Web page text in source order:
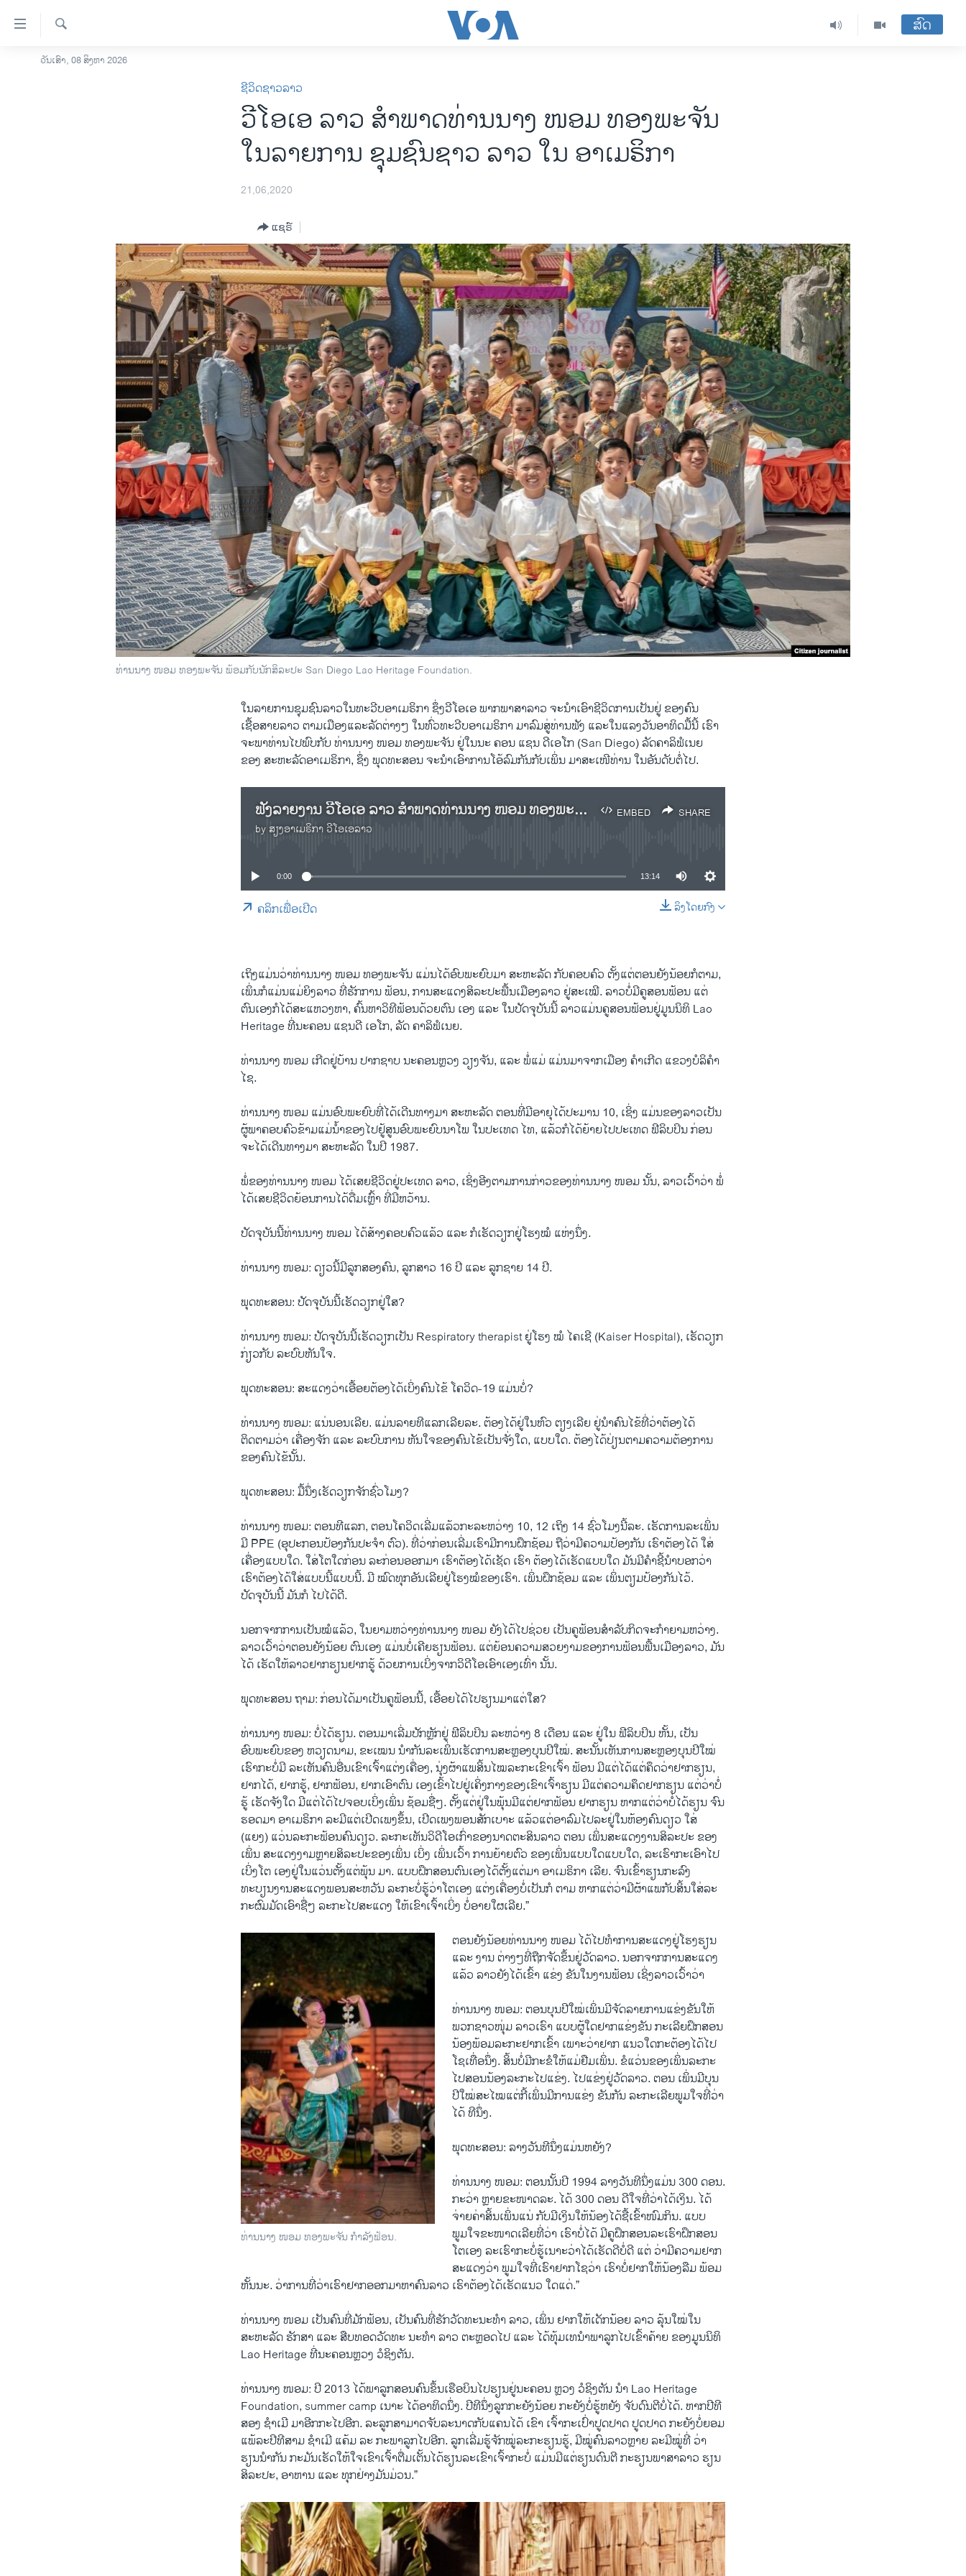
ລິ້ງ
ສຳຫລັບ
ໂຮມເພຈ
ອິດສະຫຼະພາບດ້ານການຂ່າວ
ວິທະຍາສາດ-ເທັກໂນໂລຈີ
ຄົ້ນຫາ
ສົດ
ວັນເສົາ, 08 ສິງຫາ 2026
ຊີວິດຊາວລາວ
ວີໂອເອ ລາວ ສຳພາດທ່ານນາງ ໜອມ ທອງພະຈັນ
ໃນລາຍການ ຊຸມຊົນຊາວ ລາວ ໃນ ອາເມຣິກາ
21,06,2020
ແຊຣ໌
ທ່ານນາງ ໜອມ ທອງພະຈັນ ພ້ອມກັບນັກສິລະປະ San Diego Lao Heritage Foundation.
ໃນລາຍ​ການຊຸມຊົນລາວໃນທະວີບອາເມຣິກາ ຊຶ່ງວີ​ໂອ​ເອ ພາກພາສາລາວ ຈະນຳເອົາຊີວິດການເປັນຢູ່ ຂອງຄົນ
ເຊື້ອສາຍລາວ ຕາມເມືອງແລະລັດຕ່າງໆ ໃນທົ່ວທະວີບອາເມຣິກາ ມາລົມສູ່ທ່ານຟັງ ແລະໃນແລງວັນອາທິດມື້ນີ້ ເຮົາ​
ຈະ​ພາ​ທ່ານ​ໄປ​ພົບກັບ ທ່ານນາງ ໜອມ ທອງພະຈັນ ຢູ່ໃນນະ ຄອນ ແຊນ ດີເອໂກ (San Diego) ລັດຄາລິຟໍເນຍ
ຂອງ ສະຫະລັດອາເມຣິກາ, ຊຶ່ງ ພຸດທະສອນ ຈະນໍາເອົາການໂອ້ລົມກັນກັບເພິ່ນ ມາສະ​ເໜີ​ທ່ານ ໃນອັນດັບຕໍ່ໄປ.
EMBED SHARE
ຟັງລາຍງານ ວີໂອເອ ລາວ ສຳພາດທ່ານນາງ ໜອມ ທອງພະຈັນ ໃນລາຍການ ຊຸມຊົນຊາວ ລາວ ໃນ ອາເມຣິກາ
by ສຽງອາເມຣິກາ ວີໂອເອລາວ
SHARE
0:00 13:14
ລິງໂດຍກົງ
ຄລິກເພື່ອເປີດ
ເຖິງແມ່ນວ່າທ່ານນາງ ໜອມ ທອງພະຈັນ ແມ່ນໄດ້ອົບພະຍົບມາ ສະຫະລັດ ກັບຄອບຄົວ ຕັ້ງແຕ່ຕອນຍັງນ້ອຍກໍຕາມ,
ເພິ່ນກໍແມ່ນແມ່ຍິງລາວ ທີ່ຮັກການ ຟ້ອນ, ການສະແດງສິລະປະພື້ນເມືອງລາວ ຢູ່ສະເໝີ. ລາວບໍ່ມີຄູສອນຟ້ອນ ແຕ່
ຕົນເອງກໍໄດ້ສະແຫວງຫາ, ຄົ້ນຫາວິທີຟ້ອນດ້ວຍຕົນ ເອງ ແລະ ໃນປັດຈຸບັນນີ້ ລາວແມ່ນຄູສອນຟ້ອນຢູ່ມູນນິທິ Lao
Heritage ທີ່ນະຄອນ ແຊນດີ ເອໂກ, ລັດ ຄາລິຟໍເນຍ.
ທ່ານນາງ ໜອມ ເກີດຢູ່ບ້ານ ປາກຊາບ ນະຄອນຫຼວງ ວຽງຈັນ, ແລະ ພໍ່ແມ່ ແມ່ນມາຈາກເມືອງ ຄຳເກີດ ແຂວງບໍລິຄຳ
ໄຊ.
ທ່ານນາງ ໜອມ ແມ່ນອົບພະຍົບທີ່ໄດ້ເດີນທາງມາ ສະຫະລັດ ຕອນທີ່ມີອາຍຸໄດ້ປະມານ 10, ເຊິ່ງ ແມ່ນຂອງລາວເປັນ
ຜູ້ພາຄອບຄົວຂ້າມແມ່ນໍ້າຂອງໄປຢູ້ສູນອົບພະຍົບນາໂພ ໃນປະເທດ ໄທ, ແລ້ວກໍໄດ້ຍ້າຍໄປປະເທດ ຟີລິບປິນ ກ່ອນ
ຈະໄດ້ເດີນທາງມາ ສະຫະລັດ ໃນປີ 1987.
ພໍ່ຂອງທ່ານນາງ ໜອມ ໄດ້ເສຍຊີວິດຢູ່ປະເທດ ລາວ, ເຊິ່ງອີງຕາມການກ່າວຂອງທ່ານນາງ ໜອມ ນັ້ນ, ລາວເວົ້າວ່າ ພໍ່
ໄດ້ເສຍຊີວິດຍ້ອນການໄດ້ດື່ມເຫຼົ້າ ທີ່ມີຫວ້ານ.
ປັດຈຸບັນນີ້ທ່ານນາງ ໜອມ ໄດ້ສ້າງຄອບຄົວແລ້ວ ແລະ ກໍເຮັດວຽກຢູ່ໂຮງໝໍ ແຫ່ງນຶ່ງ.
ທ່ານນາງ ໜອມ: ດຽວນີ້ມີລູກສອງຄົນ, ລູກສາວ 16 ປີ ແລະ ລູກຊາຍ 14 ປີ.
ພຸດທະສອນ: ປັດຈຸບັນນີ້ເຮັດວຽກຢູ່ໃສ?
ທ່ານນາງ ໜອມ: ປັດຈຸບັນນີ້ເຮັດວຽກເປັນ Respiratory therapist ຢູ່ໂຮງ ໝໍ ໄຄເຊີ (Kaiser Hospital), ເຮັດວຽກ
ກ່ຽວກັບ ລະບົບຫັນໃຈ.
ພຸດທະສອນ: ສະແດງວ່າເອື້ອຍຕ້ອງໄດ້ເບິ່ງຄົນໄຂ້ ໂຄວິດ-19 ແມ່ນບໍ່?
ທ່ານນາງ ໜອມ: ແນ່ນອນເລີຍ. ແມ່ນລາຍທີແລກເລີຍລະ. ຕ້ອງໄດ້ຢູ່ໃນຫົວ ຕຽງເລີຍ ຢູ່ນຳຄົນໄຂ້ທີ່ວ່າຕ້ອງໄດ້
ຕິດຕາມວ່າ ເຄື່ອງຈັກ ແລະ ລະບົບການ ຫັນໃຈຂອງຄົນໄຂ້ເປັນຈັ່ງໃດ, ແບບໃດ. ຕ້ອງໄດ້ປ່ຽນຕາມຄວາມຕ້ອງການ
ຂອງຄົນໄຂ້ນັ້ນ.
ພຸດທະສອນ: ມື້ນຶ່ງເຮັດວຽກຈັກຊົ່ວໂມງ?
ທ່ານນາງ ໜອມ: ຕອນທີແລກ, ຕອນໂຄວິດເລີ່ມແລ້ວກະລະຫວ່າງ 10, 12 ເຖິງ 14 ຊົ່ວໂມງນີ້ລະ. ເຮັດການລະເພິ່ນ
ມີ PPE (ອຸປະກອນປ້ອງກັນປະຈຳ ຕົວ). ທີ່ວ່າກ່ອນເລີ່ມເຮົາມີການຝຶກຊ້ອມ ຖືວ່າມີຄວາມປ້ອງກັນ ເຮົາຕ້ອງໄດ້ ໃສ່
ເຄື່ອງແບບໃດ. ໃສ່ໂຕໃດກ່ອນ ລະກ່ອນອອກມາ ເຮົາຕ້ອງໄດ້ເຊັດ ເຮົາ ຕ້ອງໄດ້ເຮັດແບບໃດ ມັນມີຄຳຊີ້ນຳບອກວ່າ
ເຮົາຕ້ອງໄດ້ໃສ່ແບບນີ້ແບບນີ້. ມີ ໝົດທຸກອັນເລີຍຢູ່ໂຮງໝໍຂອງເຮົາ. ເພິ່ນຝຶກຊ້ອມ ແລະ ເພິ່ນຕຽມປ້ອງກັນໄວ້.
ປັດຈຸບັນນີ້ ມັນກໍ ໄປໄດ້ດີ.
ນອກຈາກການເປັນໝໍແລ້ວ, ໃນຍາມຫວ່າງທ່ານນາງ ໜອມ ຍັງໄດ້ໄປຊ່ວຍ ເປັນຄູຟ້ອນສຳລັບກິດຈະກຳຍາມຫວ່າງ.
ລາວເວົ້າວ່າຕອນຍັງນ້ອຍ ຕົນເອງ ແມ່ນບໍ່ເຄີຍຮຽນຟ້ອນ. ແຕ່ຍ້ອນຄວາມສວຍງາມຂອງການຟ້ອນພື້ນເມືອງລາວ, ມັນ
ໄດ້ ເຮັດໃຫ້ລາວຢາກຮຽນຢາກຮູ້ ດ້ວຍການເບິ່ງຈາກວິດີໂອເອົາເອງເທົ່າ ນັ້ນ.
ພຸດທະສອນ ຖາມ: ກ່ອນໄດ້ມາເປັນຄູຟ້ອນນີ້, ເອື້ອຍໄດ້ໄປຮຽນມາແຕ່ໃສ?
ທ່ານນາງ ໜອມ: ບໍ່ໄດ້ຮຽນ. ຕອນມາເລີ່ມປັກຫຼັກຢູ່ ຟີລິບປິນ ລະຫວ່າງ 8 ເດືອນ ແລະ ຢູ່ໃນ ຟີລິບປິນ ຫັ້ນ, ເປັນ
ອົບພະຍົບຂອງ ຫວຽດນາມ, ຂະເໝນ ນຳກັນລະເພິ່ນເຮັດການສະຫຼອງບຸນປີໃໝ່. ສະນັ້ນເຫັນການສະຫຼອງບຸນປີໃໝ່
ເຮົາກະບໍ່ມີ ລະເຫັນຄົນອື່ນເຂົາເຈົ້າແຕ່ງເຄື່ອງ, ນຸ່ງຜ້າແພສິ້ນໄໝລະກະເຂົາເຈົ້າ ຟ້ອນ ມີແຕ່ໄດ້ແຕ່ຄຶດວ່າຢາກຮຽນ,
ຢາກໄດ້, ຢາກຮູ້, ຢາກຟ້ອນ, ຢາກເອົາຕົນ ເອງເຂົ້າໄປຢູ່ເຄິ່ງກາງຂອງເຂົາເຈົ້າຮຽນ ມີແຕ່ຄວາມຄຶດຢາກຮຽນ ແຕ່ວ່າບໍ່
ຮູ້ ເຮັດຈັງໃດ ມີແຕ່ໄດ້ໄປຈອບເບິ່ງເພິ່ນ ຊ້ອມຊື່ໆ. ຕັ້ງແຕ່ຢູ່ໃນພຸ້ນມີແຕ່ຢາກຟ້ອນ ຢາກຮຽນ ຫາກແຕ່ວ່າບໍ່ໄດ້ຮຽນ ຈົນ
ຮອດມາ ອາເມຣິກາ ລະມີແຕ່ເປີດເພງຂຶ້ນ, ເປີດເພງພອນສັກເບາະ ແລ້ວແຕ່ອາລົມໄປລະຢູ່ໃນຫ້ອງຄົນດຽວ ໃສ່
(ແຍງ) ແວ່ນລະກະຟ້ອນຄົນດຽວ. ລະກະເຫັນວິດີໂອເກົ່າຂອງນາດຕະສິນລາວ ຕອນ ເພິ່ນສະແດງງານສິລະປະ ຂອງ
ເພິ່ນ ສະແດງງາມຫຼາຍສິລະປະຂອງເພິ່ນ ເບິ່ງ ເພິ່ນເວົ້າ ການຍ້າຍຕົວ ຂອງເພິ່ນແບບໃດແບບໃດ, ລະເຮົາກະເອົາໄປ
ເບິ່ງໂຕ ເອງຢູ່ໃນແວ່ນຕັ້ງແຕ່ພຸ້ນ ມາ. ແບບຝຶກສອນຕົນເອງໄດ້ຕັ້ງແຕ່ມາ ອາເມຣິກາ ເລີຍ. ຈົນເຂົ້າຮຽນກະລົງ
ທະບຽນງານສະແດງພອນສະຫວັນ ລະກະບໍ່ຮູ້ວ່າໂຕເອງ ແຕ່ງເຄື່ອງບໍ່ເປັນກໍ ຕາມ ຫາກແຕ່ວ່າມີຜ້າແພກັບສິ້ນໃສ່ລະ
ກະຜົມມັດເອົາຊື່ໆ ລະກະໄປສະແດງ ໃຫ້ເຂົາເຈົ້າເບິ່ງ ບໍ່ອາຍໃຜເລີຍ.”
ທ່ານນາງ ໜອມ ທອງພະຈັນ ກຳລັງຟ້ອນ.
ຕອນຍັງນ້ອຍທ່ານນາງ ໜອມ ໄດ້ໄປທຳການສະແດງຢູ່ໂຮງຮຽນ
ແລະ ງານ ຕ່າງໆທີ່ຖືກຈັດຂຶ້ນຢູ່ວັດລາວ. ນອກຈາກການສະແດງ
ແລ້ວ ລາວຍັງໄດ້ເຂົ້າ ແຂ່ງ ຂັນໃນງານຟ້ອນ ເຊິ່ງລາວເວົ້າວ່າ
ທ່ານນາງ ໜອມ: ຕອນບຸນປີໃໝ່ເພິ່ນມີຈັດລາຍການແຂ່ງຂັນໃຫ້
ພວກຊາວໜຸ່ມ ລາວເຮົາ ແບບຜູ້ໃດຢາກແຂ່ງຂັນ ກະເລີຍຝຶກສອນ
ນ້ອງພ້ອມລະກະຢາກເຂົ້າ ເພາະວ່າຢາກ ແນວໃດກະຕ້ອງໄດ້ໄປ
ໂຊເທື່ອນຶ່ງ. ສິ້ນບໍ່ມີກະຂໍໃຫ້ແມ່ຢືມເພິ່ນ. ຂໍແວ່ນຂອງເພິ່ນລະກະ
ໄປສອນນ້ອງລະກະໄປແຂ່ງ. ໄປແຂ່ງຢູ່ວັດລາວ. ຕອນ ເພິ່ນມີບຸນ
ປີໃໝ່ສະໄໝແຕ່ກີ້ເພິ່ນມີການແຂ່ງ ຂັນກັນ ລະກະເລີຍພູມໃຈທີ່ວ່າ
ໄດ້ ທີນຶ່ງ.
ພຸດທະສອນ: ລາງວັນທີນຶ່ງແມ່ນຫຍັງ?
ທ່ານນາງ ໜອມ: ຕອນນັ້ນປີ 1994 ລາງວັນທີນຶ່ງແມ່ນ 300 ດອນ.
ກະວ່າ ຫຼາຍຂະໜາດລະ. ໄດ້ 300 ດອນ ດີໃຈທີ່ວ່າໄດ້ເງິນ. ໄດ້
ຈ່າຍຄ່າສິ້ນເພິ່ນແນ່ ກັບມີເງິນໃຫ້ນ້ອງໄດ້ຊື້ເຂົ້າໜົມກິນ. ແບບ
ພູມໃຈຂະໜາດເລີຍທີ່ວ່າ ເຮົາບໍ່ໄດ້ ມີຄູຝຶກສອນລະເຮົາຝຶກສອນ
ໂຕເອງ ລະເຮົາກະບໍ່ຮູ້ເນາະວ່າໄດ້ເຮັດດີບໍ່ດີ ແຕ່ ວ່າມີຄວາມຢາກ
ສະແດງວ່າ ພູມໃຈທີ່ເຮົາຢາກໂຊວ່າ ເຮົາບໍ່ຢາກໃຫ້ນ້ອງລືມ ພ້ອມ
ຫັ້ນນະ. ວ່າການທີ່ວ່າເຮົາຢາກອອກມາຫາຄົນລາວ ເຮົາຕ້ອງໄດ້ເຮັດແນວ ໃດແດ່.”
ທ່ານນາງ ໜອມ ເປັນຄົນທີ່ມັກຟ້ອນ, ເປັນຄົນທີ່ຮັກວັດທະນະທຳ ລາວ, ເພິ່ນ ຢາກໃຫ້ເດັກນ້ອຍ ລາວ ລຸ້ນໃໝ່ໃນ
ສະຫະລັດ ຮັກສາ ແລະ ສືບທອດວັດທະ ນະທຳ ລາວ ຕະຫຼອດໄປ ແລະ ໄດ້ທຸ້ມເທນຳພາລູກໄປເຂົ້າຄ້າຍ ຂອງມູນນິທິ
Lao Heritage ທີ່ນະຄອນຫຼວງ ວໍຊິງຕັນ.
ທ່ານນາງ ໜອມ: ປີ 2013 ໄດ້ພາລູກສອນຄົນຂຶ້ນເຮືອບິນໄປຮຽນຢູ່ນະຄອນ ຫຼວງ ວໍຊິງຕັນ ນຳ Lao Heritage
Foundation, summer camp ເນາະ ໄດ້ອາທິດນຶ່ງ. ປີທີນຶ່ງລູກກະຍັງນ້ອຍ ກະຍັງບໍ່ຮູ້ຫຍັງ ຈັບດົນຕີບໍ່ໄດ້. ຫາກປີທີ
ສອງ ຊຳເມີ ມາອີກກະໄປອີກ. ລະລູກສາມາດຈັບລະນາດກັບແຄນໄດ້ ເຂົາ ເຈົ້າກະເປົ່າປູດປາດ ປູດປາດ ກະຍັງບໍ່ຍອມ
ແພ້ລະປີທີສາມ ຊຳເມີ ແຄ້ມ ລະ ກະພາລູກໄປອີກ. ລູກເລີ່ມຮູ້ຈັກໝູ່ລະກະຮຽນຮູ້, ມີໝູ່ຄົນລາວຫຼາຍ ລະມີໝູ່ທີ່ ວ່າ
ຮຽນນຳກັນ ກະມັນເຮັດໃຫ້ໃຈເຂົາເຈົ້າຕື່ມເຕັ້ນໄດ້ຮຽນລະເຂົາເຈົ້າກະບໍ່ ແມ່ນມີແຕ່ຮຽນດົນຕີ ກະຮຽນພາສາລາວ ຮຽນ
ສິລະປະ, ອາຫານ ແລະ ທຸກຢ່າງມັນມ່ວນ.”